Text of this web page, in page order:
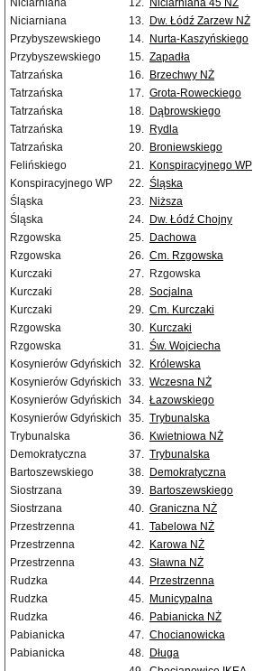
Niciarniana
12. Niciarniana 45 NŻ
Niciarniana
13. Dw. Łódź Zarzew NŻ
Przybyszewskiego
14. Nurta-Kaszyńskiego
Przybyszewskiego
15. Zapadła
Tatrzańska
16. Brzechwy NŻ
Tatrzańska
17. Grota-Roweckiego
Tatrzańska
18. Dąbrowskiego
Tatrzańska
19. Rydla
Tatrzańska
20. Broniewskiego
Felińskiego
21. Konspiracyjnego WP
Konspiracyjnego WP
22. Śląska
Śląska
23. Niższa
Śląska
24. Dw. Łódź Chojny
Rzgowska
25. Dachowa
Rzgowska
26. Cm. Rzgowska
Kurczaki
27. Rzgowska
Kurczaki
28. Socjalna
Kurczaki
29. Cm. Kurczaki
Rzgowska
30. Kurczaki
Rzgowska
31. Św. Wojciecha
Kosynierów Gdyńskich
32. Królewska
Kosynierów Gdyńskich
33. Wczesna NŻ
Kosynierów Gdyńskich
34. Łazowskiego
Kosynierów Gdyńskich
35. Trybunalska
Trybunalska
36. Kwietniowa NŻ
Demokratyczna
37. Trybunalska
Bartoszewskiego
38. Demokratyczna
Siostrzana
39. Bartoszewskiego
Siostrzana
40. Graniczna NŻ
Przestrzenna
41. Tabelowa NŻ
Przestrzenna
42. Karowa NŻ
Przestrzenna
43. Sławna NŻ
Rudzka
44. Przestrzenna
Rudzka
45. Municypalna
Rudzka
46. Pabianicka NŻ
Pabianicka
47. Chocianowicka
Pabianicka
48. Długa